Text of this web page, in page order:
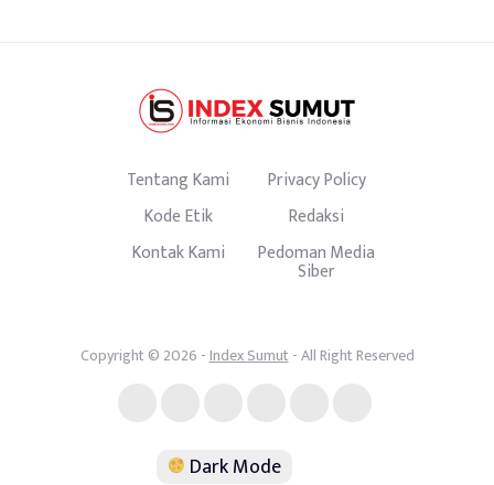
Tentang Kami
Privacy Policy
Kode Etik
Redaksi
Kontak Kami
Pedoman Media
Siber
Copyright © 2026 -Index Sumut- All Right Reserved
Dark Mode